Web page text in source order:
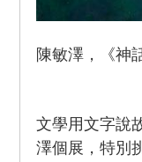
陳敏澤，《神
文學用文字說
澤個展，特別